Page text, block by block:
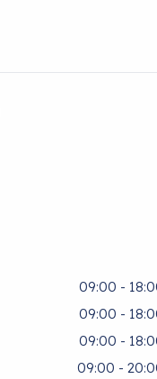
09:00 -
09:00 -
09:00 -
09:00 -